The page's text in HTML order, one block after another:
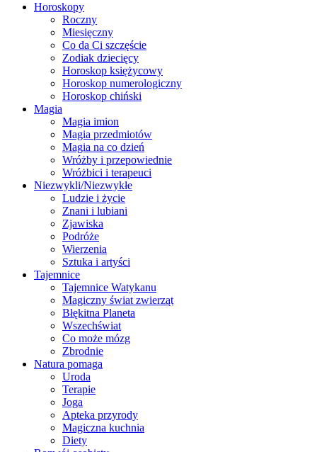
Horoskopy
Roczny
Miesięczny
Co da Ci szczęście
Zodiak dziecięcy
Horoskop księżycowy
Horoskop numerologiczny
Horoskop chiński
Magia
Magia imion
Magia przedmiotów
Magia na co dzień
Wróżby i przepowiednie
Wróżbici i terapeuci
Niezwykli/Niezwykłe
Ludzie i życie
Znani i lubiani
Zjawiska
Podróże
Wierzenia
Sztuka i artyści
Tajemnice
Tajemnice Watykanu
Magiczny świat zwierząt
Błękitna Planeta
Wszechświat
Co może mózg
Zbrodnie
Natura pomaga
Uroda
Terapie
Joga
Apteka przyrody
Magiczna kuchnia
Diety